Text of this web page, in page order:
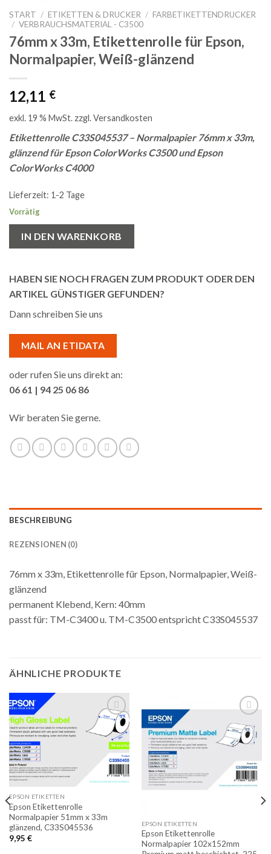
START / ETIKETTEN & DRUCKER / FARBETIKETTENDRUCKER
/ VERBRAUCHSMATERIAL - C3500
76mm x 33m, Etikettenrolle für Epson,
Normalpapier, Weiß-glänzend
12,11 €
exkl. 19 % MwSt.zzgl.Versandkosten
Etikettenrolle C33S045537 – Normalpapier 76mm x 33m,
glänzend für Epson ColorWorks C3500 und Epson
ColorWorks C4000
Lieferzeit: 1-2 Tage
Vorrätig
IN DEN WARENKORB
HABEN SIE NOCH FRAGEN ZUM PRODUKT ODER DEN
ARTIKEL GÜNSTIGER GEFUNDEN?
Dann schreiben Sie uns
MAIL AN ETIDATA
oder rufen Sie uns direkt an:
06 61 | 94 25 06 86
Wir beraten Sie gerne.
BESCHREIBUNG
REZENSIONEN (0)
76mm x 33m, Etikettenrolle für Epson, Normalpapier, Weiß-
glänzend
permanent Klebend, Kern: 40mm
passt für: TM-C3400 u. TM-C3500 entspricht C33S045537
ÄHNLICHE PRODUKTE
Auf
die
Merkliste
EPSON ETIKETTEN
Epson Etikettenrolle
Normalpapier 51mm x 33m
glänzend, C33S045536
9,95 €
Auf
die
EPSON ETIKETTEN
Epson Etikettenrolle
Normalpapier 102x152mm